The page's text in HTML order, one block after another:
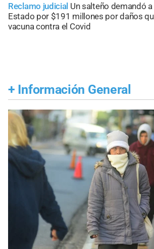
Reclamo judicial Un salteño demandó
Estado por $191 millones por daños
vacuna contra el Covid
+ Información General